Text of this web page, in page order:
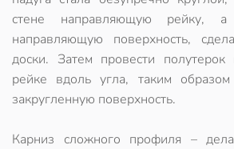
стене направляющую рейку,
направляющую поверхность,
доски. Затем провести
рейке вдоль угла, таким
закругленную поверхность.
Карниз сложного профиля –